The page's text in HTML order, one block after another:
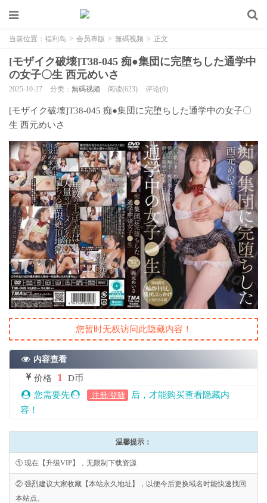
当前位置： 福利岛 > 会员專版 > 無碼视频 > 正文
[モザイク破壊]T38-045 痴●集団に完堕ちした通学中
の女子〇生 西元めいさ
2025-10-27 分类： 無碼视频 阅读(623) 评论(0)
[モザイク破壊]T38-045 痴●集団に完堕ちした通学中の女子〇
生 西元めいさ
您暂时无权访问此隐藏内容！
内容查看
价格 1
D币
您需要先
注册/登陆
后，才能购买查看隐藏内
容！
温馨提示：
① 现在【升级VIP】，无限制下载资源
② 强烈建议大家收藏【本站永久地址】，以便今后更换域名时能快速找回
本站点。